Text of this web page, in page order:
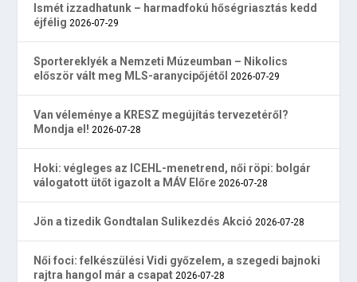
Ismét izzadhatunk – harmadfokú hőségriasztás kedd
éjfélig 2026-07-29
Sportereklyék a Nemzeti Múzeumban – Nikolics
először vált meg MLS-aranycipőjétől 2026-07-29
Van véleménye a KRESZ megújítás tervezetéről?
Mondja el! 2026-07-28
Hoki: végleges az ICEHL-menetrend, női röpi: bolgár
válogatott ütőt igazolt a MÁV Előre 2026-07-28
Jön a tizedik Gondtalan Sulikezdés Akció 2026-07-28
Női foci: felkészülési Vidi győzelem, a szegedi bajnoki
rajtra hangol már a csapat 2026-07-28